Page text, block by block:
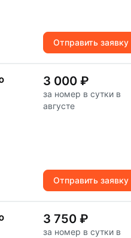
Отправить заявку
3 000 ₽
за номер в сутки в
августе
Отправить заявку
3 750 ₽
за номер в сутки в